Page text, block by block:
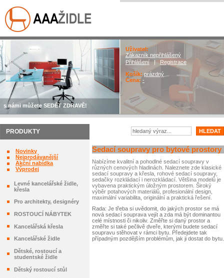
s námi můžete SEDĚT ZDRAVĚ!
Uživatel:
Zákazník nepřihlášený
Přihlášení| Registrace
Košík: prázdný
Cena: -
PRODUKTY
Novinky
Nejprodávanější
Akční nabídka
Výprodej
Levné kancelářské židle,
křesla
Pro architekty, designéry
ROSTOUCÍ NÁBYTEK
Kancelářská křesla
Kancelářské židle
Dětské, rostoucí a
studentské židle
Dětský rostoucí stůl
Sedací soupravy pro bytové prostory
Nabízíme kvalitní a pohodlné sedací soupravy v
různých cenových hladinách. Naleznete zde klasické
sedací soupravy a křesla, rohové sedací soupravy,
sedačky rozkládací i nerozkládací. Většina modelů je
vybavena praktickým úložným prostorem. Široký
výběr potahových materiálů, profesionální design,
maximální variabilita, originální a praktická řešení.
Rada: Je třeba si uvědomit, do jakých prostor se má
nová sedací souprava vejít a zda má být dominantou
celé místnosti či nikoliv. Změřte si daný prostor a
změřte si také pečlivě dveře, kterými budete sedací
soupravu stěhovat v rámci bytu. Předejdete tak
případným pozdějším problémům, jak ji dostat do bytu.